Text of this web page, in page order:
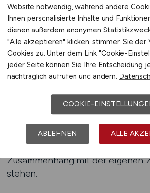
beruflichen Entwicklung passen.
Der Einsatz eines Jobfinders
Jobsuche systematisch zu
regelmäßig zu überprüfen,
Angebote veröffentlicht wurden.
können so ihre Suche anpassen
Richtungen konzentrieren, die
sinnvoll erscheinen. Diese
Unsicherheit und erleichtert die
Entscheidungsfindung, weil
isoliert betrachtet werden,
Zusammenhang mit der eigenen
stehen.
Website notwendig, während andere
Ihnen personalisierte Inhalte und
dienen außerdem anonymen
"Alle akzeptieren" klicken, stimmen Sie der
Cookies zu. Unter dem Link "Cookie-
jeder Seite können Sie Ihre Entscheidung
nachträglich aufrufen und ändern.
COOKIE-
ABLEHNEN ALLE